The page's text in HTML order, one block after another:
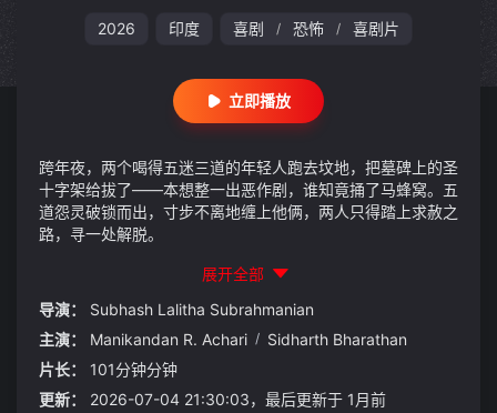
2026 印度 喜剧 / 恐怖 / 喜剧片
立即播放
跨年夜，两个喝得五迷三道的年轻人跑去坟地，把墓碑上的圣
十字架给拔了——本想整一出恶作剧，谁知竟捅了马蜂窝。五
道怨灵破锁而出，寸步不离地缠上他俩，两人只得踏上求赦之
路，寻一处解脱。
展开全部
导演：
Subhash Lalitha Subrahmanian
主演：
Manikandan R. Achari / Sidharth Bharathan
片长：
101分钟分钟
更新：
2026-07-04 21:30:03，最后更新于 1月前